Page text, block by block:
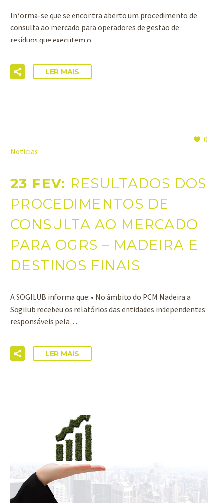
Informa-se que se encontra aberto um procedimento de
consulta ao mercado para operadores de gestão de
resíduos que executem o…
LER MAIS
0
Noticias
23 FEV: RESULTADOS DOS
PROCEDIMENTOS DE
CONSULTA AO MERCADO
PARA OGRS – MADEIRA E
DESTINOS FINAIS
A SOGILUB informa que: • No âmbito do PCM Madeira a
Sogilub recebeu os relatórios das entidades independentes
responsáveis pela…
LER MAIS